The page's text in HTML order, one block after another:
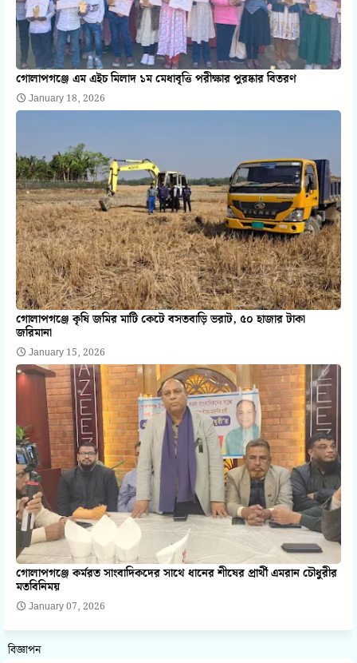
গোলাপগঞ্জে এম এইচ মিলাদ ১ম মেধাবৃত্তি পরীক্ষার পুরষ্কার বিতরণ
January 18, 2026
গোলাপগঞ্জে কৃষি জমির মাটি কেটে বসতবাড়ি ভরাট, ৫০ হাজার টাকা
জরিমানা
January 15, 2026
গোলাপগঞ্জে কর্মরত সাংবাদিকদের সাথে ধানের শীষের প্রার্থী এমরান চৌধুরীর
মতবিনিময়
January 07, 2026
বিজ্ঞাপন